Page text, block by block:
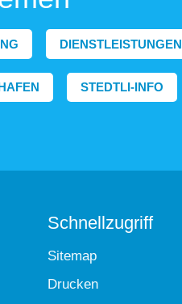
DIENSTLEISTUNGEN
STEDTLI-INFO
Schnellzugriff
Sitemap
Drucken